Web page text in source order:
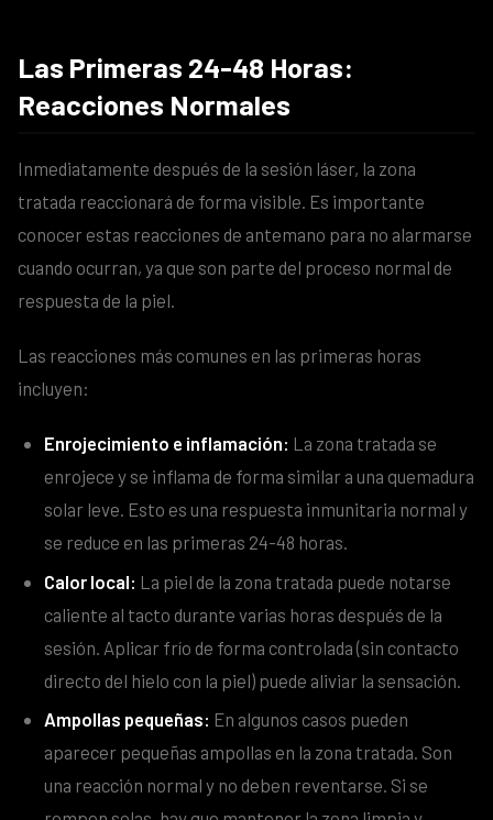
Las Primeras 24-48 Horas:
Reacciones Normales
Inmediatamente después de la sesión láser, la zona
tratada reaccionará de forma visible. Es importante
conocer estas reacciones de antemano para no alarmarse
cuando ocurran, ya que son parte del proceso normal de
respuesta de la piel.
Las reacciones más comunes en las primeras horas
incluyen:
Enrojecimiento e inflamación: La zona tratada se
enrojece y se inflama de forma similar a una quemadura
solar leve. Esto es una respuesta inmunitaria normal y
se reduce en las primeras 24-48 horas.
Calor local: La piel de la zona tratada puede notarse
caliente al tacto durante varias horas después de la
sesión. Aplicar frío de forma controlada (sin contacto
directo del hielo con la piel) puede aliviar la sensación.
Ampollas pequeñas: En algunos casos pueden
aparecer pequeñas ampollas en la zona tratada. Son
una reacción normal y no deben reventarse. Si se